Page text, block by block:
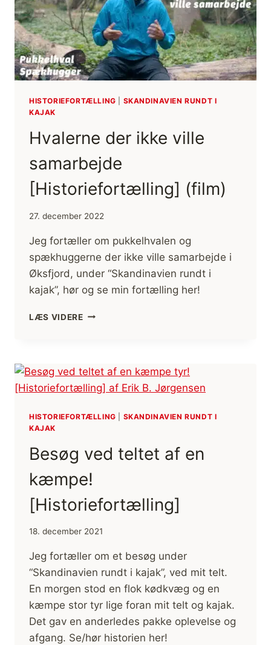
HISTORIEFORTÆLLING
SKANDINAVIEN RUNDT I
KAJAK
Hvalerne der ikke ville
samarbejde
[Historiefortælling] (film)
27. december 2022
Jeg fortæller om pukkelhvalen og
spækhuggerne der ikke ville samarbejde i
Øksfjord, under “Skandinavien rundt i
kajak”, hør og se min fortælling her!
LÆS VIDEREHVALERNE
[HISTORIEFORTÆLLING]
(FILM)
HISTORIEFORTÆLLING
SKANDINAVIEN RUNDT I
KAJAK
Besøg ved teltet af en
kæmpe!
[Historiefortælling]
18. december 2021
Jeg fortæller om et besøg under
“Skandinavien rundt i kajak”, ved mit telt.
En morgen stod en flok kødkvæg og en
kæmpe stor tyr lige foran mit telt og kajak.
Det gav en anderledes pakke oplevelse og
afgang. Se/hør historien her!